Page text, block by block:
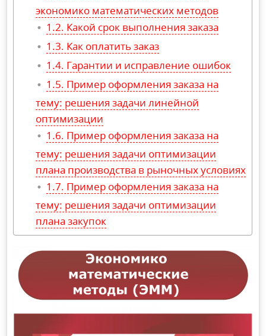
экономико математических методов
Какой срок выполнения заказа
Как оплатить заказ
Гарантии и исправление ошибок
Пример оформления заказа на
тему: решения задачи линейной
оптимизации
Пример оформления заказа на
тему: решения задачи оптимизации
плана производства в рыночных условиях
Пример оформления заказа на
тему: решения задачи оптимизации
плана закупок